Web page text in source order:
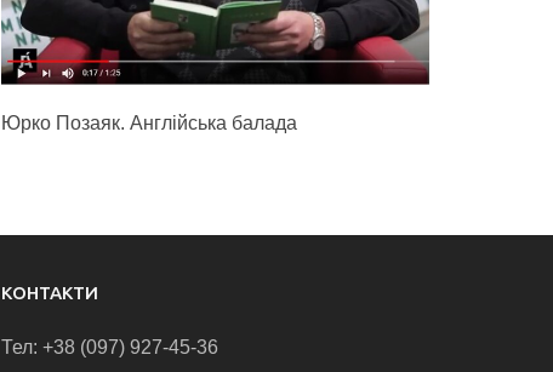
Юрко Позаяк. Англійська балада
КОНТАКТИ
Тел: +38 (097) 927-45-36